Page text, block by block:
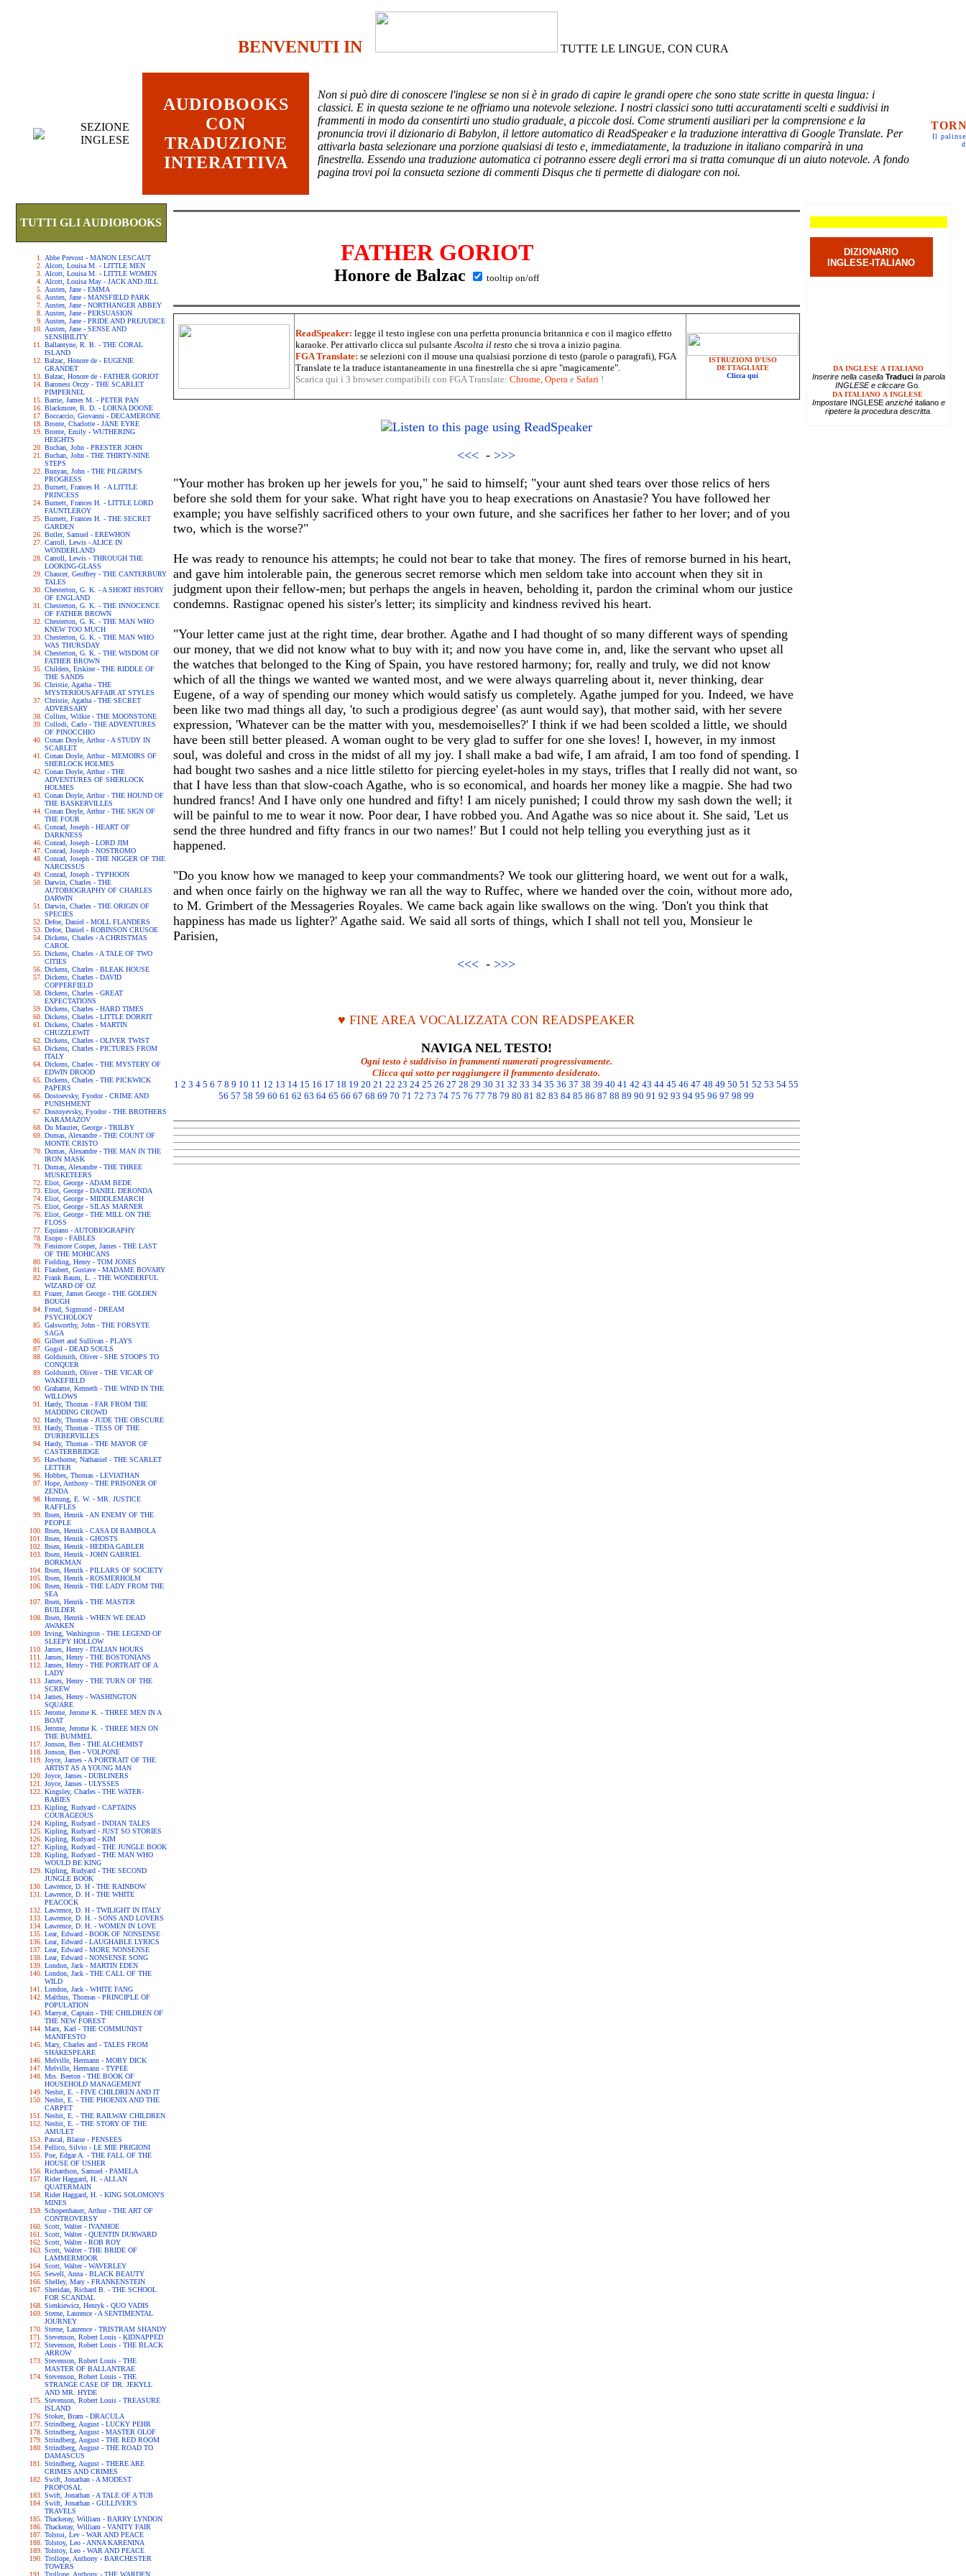
BENVENUTI IN TUTTE LE LINGUE, CON CURA
SEZIONE
INGLESE
AUDIOBOOKS
CON
TRADUZIONE
INTERATTIVA
Non si può dire di conoscere l'inglese se non si è in grado di capire le grandi opere che sono state scritte in questa lingua: i
classici. E in questa sezione te ne offriamo una notevole selezione. I nostri classici sono tutti accuratamenti scelti e suddivisi in
frammenti in modo da consentirti uno studio graduale, a piccole dosi. Come strumenti ausiliari per la comprensione e la
pronuncia trovi il dizionario di Babylon, il lettore automatico di ReadSpeaker e la traduzione interattiva di Google Translate. Per
attivarla basta selezionare una porzione qualsiasi di testo e, immediatamente, la traduzione in italiano comparirà in una
finestrella. Essendo una traduzione automatica ci potranno essere degli errori ma si tratta comunque di un aiuto notevole. A fondo
pagina trovi poi la consueta sezione di commenti Disqus che ti permette di dialogare con noi.
Il
TUTTI GLI AUDIOBOOKS
Abbe Prevost - MANON LESCAUT
Alcott, Louisa M. - LITTLE MEN
Alcott, Louisa M. - LITTLE WOMEN
Alcott, Louisa May - JACK AND JILL
Austen, Jane - EMMA
Austen, Jane - MANSFIELD PARK
Austen, Jane - NORTHANGER ABBEY
Austen, Jane - PERSUASION
Austen, Jane - PRIDE AND PREJUDICE
Austen, Jane - SENSE AND
SENSIBILITY
Ballantyne, R. B. - THE CORAL
ISLAND
Balzac, Honore de - EUGENIE
GRANDET
Balzac, Honore de - FATHER GORIOT
Baroness Orczy - THE SCARLET
PIMPERNEL
Barrie, James M. - PETER PAN
Blackmore, R. D. - LORNA DOONE
Boccaccio, Giovanni - DECAMERONE
Bronte, Charlotte - JANE EYRE
Bronte, Emily - WUTHERING
HEIGHTS
Buchan, John - PRESTER JOHN
Buchan, John - THE THIRTY-NINE
STEPS
Bunyan, John - THE PILGRIM'S
PROGRESS
Burnett, Frances H. - A LITTLE
PRINCESS
Burnett, Frances H. - LITTLE LORD
FAUNTLEROY
Burnett, Frances H. - THE SECRET
GARDEN
Butler, Samuel - EREWHON
Carroll, Lewis - ALICE IN
WONDERLAND
Carroll, Lewis - THROUGH THE
LOOKING-GLASS
Chaucer, Geoffrey - THE CANTERBURY
TALES
Chesterton, G. K. - A SHORT HISTORY
OF ENGLAND
Chesterton, G. K. - THE INNOCENCE
OF FATHER BROWN
Chesterton, G. K. - THE MAN WHO
KNEW TOO MUCH
Chesterton, G. K. - THE MAN WHO
WAS THURSDAY
Chesterton, G. K. - THE WISDOM OF
FATHER BROWN
Childers, Erskine - THE RIDDLE OF
THE SANDS
Christie, Agatha - THE
MYSTERIOUSAFFAIR AT STYLES
Christie, Agatha - THE SECRET
ADVERSARY
Collins, Wilkie - THE MOONSTONE
Collodi, Carlo - THE ADVENTURES
OF PINOCCHIO
Conan Doyle, Arthur - A STUDY IN
SCARLET
Conan Doyle, Arthur - MEMOIRS OF
SHERLOCK HOLMES
Conan Doyle, Arthur - THE
ADVENTURES OF SHERLOCK
HOLMES
Conan Doyle, Arthur - THE HOUND OF
THE BASKERVILLES
Conan Doyle, Arthur - THE SIGN OF
THE FOUR
Conrad, Joseph - HEART OF
DARKNESS
Conrad, Joseph - LORD JIM
Conrad, Joseph - NOSTROMO
Conrad, Joseph - THE NIGGER OF THE
NARCISSUS
Conrad, Joseph - TYPHOON
Darwin, Charles - THE
AUTOBIOGRAPHY OF CHARLES
DARWIN
Darwin, Charles - THE ORIGIN OF
SPECIES
Defoe, Daniel - MOLL FLANDERS
Defoe, Daniel - ROBINSON CRUSOE
Dickens, Charles - A CHRISTMAS
CAROL
Dickens, Charles - A TALE OF TWO
CITIES
Dickens, Charles - BLEAK HOUSE
Dickens, Charles - DAVID
COPPERFIELD
Dickens, Charles - GREAT
EXPECTATIONS
Dickens, Charles - HARD TIMES
Dickens, Charles - LITTLE DORRIT
Dickens, Charles - MARTIN
CHUZZLEWIT
Dickens, Charles - OLIVER TWIST
Dickens, Charles - PICTURES FROM
ITALY
Dickens, Charles - THE MYSTERY OF
EDWIN DROOD
Dickens, Charles - THE PICKWICK
PAPERS
Dostoevsky, Fyodor - CRIME AND
PUNISHMENT
Dostoyevsky, Fyodor - THE BROTHERS
KARAMAZOV
Du Maurier, George - TRILBY
Dumas, Alexandre - THE COUNT OF
MONTE CRISTO
Dumas, Alexandre - THE MAN IN THE
IRON MASK
Dumas, Alexandre - THE THREE
MUSKETEERS
Eliot, George - ADAM BEDE
Eliot, George - DANIEL DERONDA
Eliot, George - MIDDLEMARCH
Eliot, George - SILAS MARNER
Eliot, George - THE MILL ON THE
FLOSS
Equiano - AUTOBIOGRAPHY
Esopo - FABLES
Fenimore Cooper, James - THE LAST
OF THE MOHICANS
Fielding, Henry - TOM JONES
Flaubert, Gustave - MADAME BOVARY
Frank Baum, L. - THE WONDERFUL
WIZARD OF OZ
Frazer, James George - THE GOLDEN
BOUGH
Freud, Sigmund - DREAM
PSYCHOLOGY
Galsworthy, John - THE FORSYTE
SAGA
Gilbert and Sullivan - PLAYS
Gogol - DEAD SOULS
Goldsmith, Oliver - SHE STOOPS TO
CONQUER
Goldsmith, Oliver - THE VICAR OF
WAKEFIELD
Grahame, Kenneth - THE WIND IN THE
WILLOWS
Hardy, Thomas - FAR FROM THE
MADDING CROWD
Hardy, Thomas - JUDE THE OBSCURE
Hardy, Thomas - TESS OF THE
D'URBERVILLES
Hardy, Thomas - THE MAYOR OF
CASTERBRIDGE
Hawthorne, Nathaniel - THE SCARLET
LETTER
Hobbes, Thomas - LEVIATHAN
Hope, Anthony - THE PRISONER OF
ZENDA
Hornung, E. W. - MR. JUSTICE
RAFFLES
Ibsen, Henrik - AN ENEMY OF THE
PEOPLE
Ibsen, Henrik - CASA DI BAMBOLA
Ibsen, Henrik - GHOSTS
Ibsen, Henrik - HEDDA GABLER
Ibsen, Henrik - JOHN GABRIEL
BORKMAN
Ibsen, Henrik - PILLARS OF SOCIETY
Ibsen, Henrik - ROSMERHOLM
Ibsen, Henrik - THE LADY FROM THE
SEA
Ibsen, Henrik - THE MASTER
BUILDER
Ibsen, Henrik - WHEN WE DEAD
AWAKEN
Irving, Washington - THE LEGEND OF
SLEEPY HOLLOW
James, Henry - ITALIAN HOURS
James, Henry - THE BOSTONIANS
James, Henry - THE PORTRAIT OF A
LADY
James, Henry - THE TURN OF THE
SCREW
James, Henry - WASHINGTON
SQUARE
Jerome, Jerome K. - THREE MEN IN A
BOAT
Jerome, Jerome K. - THREE MEN ON
THE BUMMEL
Jonson, Ben - THE ALCHEMIST
Jonson, Ben - VOLPONE
Joyce, James - A PORTRAIT OF THE
ARTIST AS A YOUNG MAN
Joyce, James - DUBLINERS
Joyce, James - ULYSSES
Kingsley, Charles - THE WATER-
BABIES
Kipling, Rudyard - CAPTAINS
COURAGEOUS
Kipling, Rudyard - INDIAN TALES
Kipling, Rudyard - JUST SO STORIES
Kipling, Rudyard - KIM
Kipling, Rudyard - THE JUNGLE BOOK
Kipling, Rudyard - THE MAN WHO
WOULD BE KING
Kipling, Rudyard - THE SECOND
JUNGLE BOOK
Lawrence, D. H - THE RAINBOW
Lawrence, D. H - THE WHITE
PEACOCK
Lawrence, D. H - TWILIGHT IN ITALY
Lawrence, D. H. - SONS AND LOVERS
Lawrence, D. H. - WOMEN IN LOVE
Lear, Edward - BOOK OF NONSENSE
Lear, Edward - LAUGHABLE LYRICS
Lear, Edward - MORE NONSENSE
Lear, Edward - NONSENSE SONG
London, Jack - MARTIN EDEN
London, Jack - THE CALL OF THE
WILD
London, Jack - WHITE FANG
Malthus, Thomas - PRINCIPLE OF
POPULATION
Marryat, Captain - THE CHILDREN OF
THE NEW FOREST
Marx, Karl - THE COMMUNIST
MANIFESTO
Mary, Charles and - TALES FROM
SHAKESPEARE
Melville, Hermann - MOBY DICK
Melville, Hermann - TYPEE
Mrs. Beeton - THE BOOK OF
HOUSEHOLD MANAGEMENT
Nesbit, E. - FIVE CHILDREN AND IT
Nesbit, E. - THE PHOENIX AND THE
CARPET
Nesbit, E. - THE RAILWAY CHILDREN
Nesbit, E. - THE STORY OF THE
AMULET
Pascal, Blaise - PENSEES
Pellico, Silvio - LE MIE PRIGIONI
Poe, Edgar A. - THE FALL OF THE
HOUSE OF USHER
Richardson, Samuel - PAMELA
Rider Haggard, H. - ALLAN
QUATERMAIN
Rider Haggard, H. - KING SOLOMON'S
MINES
Schopenhauer, Arthur - THE ART OF
CONTROVERSY
Scott, Walter - IVANHOE
Scott, Walter - QUENTIN DURWARD
Scott, Walter - ROB ROY
Scott, Walter - THE BRIDE OF
LAMMERMOOR
Scott, Walter - WAVERLEY
Sewell, Anna - BLACK BEAUTY
Shelley, Mary - FRANKENSTEIN
Sheridan, Richard B. - THE SCHOOL
FOR SCANDAL
Sienkiewicz, Henryk - QUO VADIS
Sterne, Laurence - A SENTIMENTAL
JOURNEY
Sterne, Laurence - TRISTRAM SHANDY
Stevenson, Robert Louis - KIDNAPPED
Stevenson, Robert Louis - THE BLACK
ARROW
Stevenson, Robert Louis - THE
MASTER OF BALLANTRAE
Stevenson, Robert Louis - THE
STRANGE CASE OF DR. JEKYLL
AND MR. HYDE
Stevenson, Robert Louis - TREASURE
ISLAND
Stoker, Bram - DRACULA
Strindberg, August - LUCKY PEHR
Strindberg, August - MASTER OLOF
Strindberg, August - THE RED ROOM
Strindberg, August - THE ROAD TO
DAMASCUS
Strindberg, August - THERE ARE
CRIMES AND CRIMES
Swift, Jonathan - A MODEST
PROPOSAL
Swift, Jonathan - A TALE OF A TUB
Swift, Jonathan - GULLIVER'S
TRAVELS
Thackeray, William - BARRY LYNDON
Thackeray, William - VANITY FAIR
Tolstoi, Lev - WAR AND PEACE
Tolstoy, Leo - ANNA KARENINA
Tolstoy, Leo - WAR AND PEACE
Trollope, Anthony - BARCHESTER
TOWERS
Trollope, Anthony - THE WARDEN
FATHER GORIOT
Honore de Balzac tooltip on/off
ReadSpeaker: legge il testo inglese con una perfetta pronuncia britannica e con il magico effetto
karaoke. Per attivarlo clicca sul pulsanteAscolta il testo che si trova a inizio pagina.
FGA Translate: se selezioni con il mouse una qualsiasi porzione di testo (parole o paragrafi), FGA
Translate te la traduce istantaneamente in una finestrella che si apre "magicamente".
Scarica qui i 3 browser compatibili con FGA Translate: Chrome, Operae Safari !
ISTRUZIONI D'USO
DETTAGLIATE
Clicca qui
<<< - >>>
"Your mother has broken up her jewels for you," he said to himself; "your aunt shed tears over those relics of hers
before she sold them for your sake. What right have you to heap execrations on Anastasie? You have followed her
example; you have selfishly sacrificed others to your own future, and she sacrifices her father to her lover; and of you
two, which is the worse?"
He was ready to renounce his attempts; he could not bear to take that money. The fires of remorse burned in his heart,
and gave him intolerable pain, the generous secret remorse which men seldom take into account when they sit in
judgment upon their fellow-men; but perhaps the angels in heaven, beholding it, pardon the criminal whom our justice
condemns. Rastignac opened his sister's letter; its simplicity and kindness revived his heart.
"Your letter came just at the right time, dear brother. Agathe and I had thought of so many different ways of spending
our money, that we did not know what to buy with it; and now you have come in, and, like the servant who upset all
the watches that belonged to the King of Spain, you have restored harmony; for, really and truly, we did not know
which of all the things we wanted we wanted most, and we were always quarreling about it, never thinking, dear
Eugene, of a way of spending our money which would satisfy us completely. Agathe jumped for you. Indeed, we have
been like two mad things all day, 'to such a prodigious degree' (as aunt would say), that mother said, with her severe
expression, 'Whatever can be the matter with you, mesdemoiselles?' I think if we had been scolded a little, we should
have been still better pleased. A woman ought to be very glad to suffer for one she loves! I, however, in my inmost
soul, was doleful and cross in the midst of all my joy. I shall make a bad wife, I am afraid, I am too fond of spending. I
had bought two sashes and a nice little stiletto for piercing eyelet-holes in my stays, trifles that I really did not want, so
that I have less than that slow-coach Agathe, who is so economical, and hoards her money like a magpie. She had two
hundred francs! And I have only one hundred and fifty! I am nicely punished; I could throw my sash down the well; it
will be painful to me to wear it now. Poor dear, I have robbed you. And Agathe was so nice about it. She said, 'Let us
send the three hundred and fifty francs in our two names!' But I could not help telling you everything just as it
happened.
"Do you know how we managed to keep your commandments? We took our glittering hoard, we went out for a walk,
and when once fairly on the highway we ran all the way to Ruffec, where we handed over the coin, without more ado,
to M. Grimbert of the Messageries Royales. We came back again like swallows on the wing. 'Don't you think that
happiness has made us lighter?' Agathe said. We said all sorts of things, which I shall not tell you, Monsieur le
Parisien,
<<< - >>>
♥ FINE AREA VOCALIZZATA CON READSPEAKER
NAVIGA NEL TESTO!
Ogni testo è suddiviso in frammenti numerati progressivamente.
Clicca qui sotto per raggiungere il frammento desiderato.
1 2 3 4 5 6 7 8 9 10 11 12 13 14 15 16 17 18 19 20 21 22 23 24 25 26 27 28 29 30 31 32 33 34 35 36 37 38 39 40 41 42 43 44 45 46 47 48 49 50 51 52 53 54 55
56 57 58 59 60 61 62 63 64 65 66 67 68 69 70 71 72 73 74 75 76 77 78 79 80 81 82 83 84 85 86 87 88 89 90 91 92 93 94 95 96 97 98 99
DIZIONARIO
INGLESE-ITALIANO
DA INGLESE A ITALIANO
Inserire nella casella Traducila parola
INGLESE e cliccare Go.
DA ITALIANO A INGLESE
Impostare INGLESEanziché italianoe
ripetere la procedura descritta.